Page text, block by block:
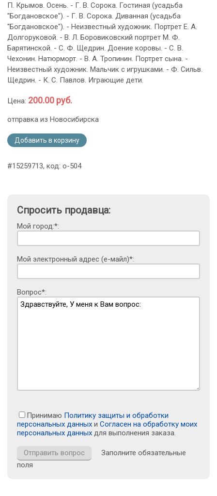
П. Крымов. Осень. - Г. В. Сорока. Гостиная (усадьба
"Богдановское"). - Г. В. Сорока. Диванная (усадьба
"Богдановское"). - Неизвестный художник. Портрет Е. А.
Долгоруковой. - В. Л. Боровиковский портрет М. Ф.
Барятинской. - С. Ф. Щедрин. Доение коровы. - С. В.
Чехонин. Натюрморт. - В. А. Тропинин. Портрет сына. -
Неизвестный художник. Мальчик с игрушками. - Ф. Сильв.
Щедрин. - К. С. Павлов. Играющие дети.
Цена: 200.00 руб.
отправка из Новосибирска
Добавить в корзину
#15259713, код: o-504
Спросить продавца:
Мой город:*:
Мой электронный адрес (е-майл)*:
Вопрос*:
Принимаю Политику защиты и обработки
персональных данных и Согласен на обработку моих
персональных данных для выполнения заказа.
Заполните обязательные
поля